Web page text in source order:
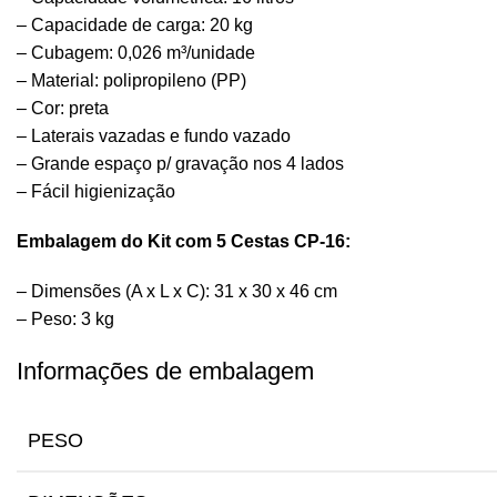
– Capacidade de carga: 20 kg
– Cubagem: 0,026 m³/unidade
– Material: polipropileno (PP)
– Cor: preta
– Laterais vazadas e fundo vazado
– Grande espaço p/ gravação nos 4 lados
– Fácil higienização
Embalagem do Kit com 5 Cestas CP-16:
– Dimensões (A x L x C): 31 x 30 x 46 cm
– Peso: 3 kg
Informações de embalagem
PESO